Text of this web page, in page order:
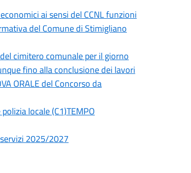
ai sensi del CCNL funzioni
del Comune di Stimigliano
cimitero comunale per il giorno
fino alla conclusione dei lavori
ORALE del Concorso da
locale (C1)TEMPO
2025/2027